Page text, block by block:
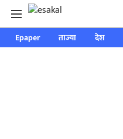
Epaper ताज्या देश